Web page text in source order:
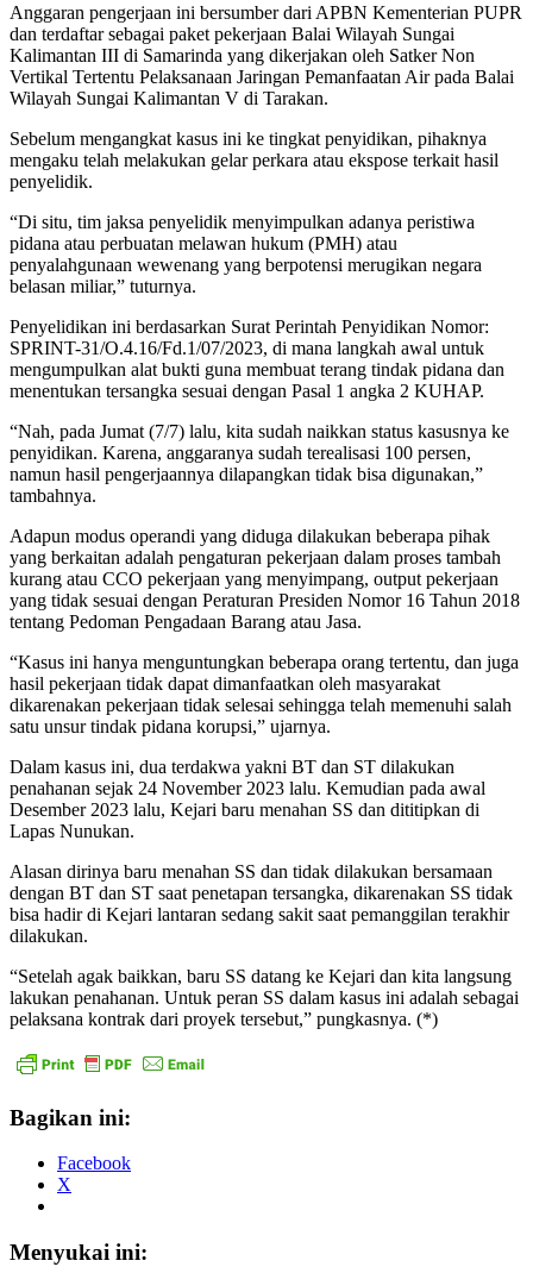
Anggaran pengerjaan ini bersumber dari APBN Kementerian PUPR
dan terdaftar sebagai paket pekerjaan Balai Wilayah Sungai
Kalimantan III di Samarinda yang dikerjakan oleh Satker Non
Vertikal Tertentu Pelaksanaan Jaringan Pemanfaatan Air pada Balai
Wilayah Sungai Kalimantan V di Tarakan.
Sebelum mengangkat kasus ini ke tingkat penyidikan, pihaknya
mengaku telah melakukan gelar perkara atau ekspose terkait hasil
penyelidik.
“Di situ, tim jaksa penyelidik menyimpulkan adanya peristiwa
pidana atau perbuatan melawan hukum (PMH) atau
penyalahgunaan wewenang yang berpotensi merugikan negara
belasan miliar,” tuturnya.
Penyelidikan ini berdasarkan Surat Perintah Penyidikan Nomor:
SPRINT-31/O.4.16/Fd.1/07/2023, di mana langkah awal untuk
mengumpulkan alat bukti guna membuat terang tindak pidana dan
menentukan tersangka sesuai dengan Pasal 1 angka 2 KUHAP.
“Nah, pada Jumat (7/7) lalu, kita sudah naikkan status kasusnya ke
penyidikan. Karena, anggaranya sudah terealisasi 100 persen,
namun hasil pengerjaannya dilapangkan tidak bisa digunakan,”
tambahnya.
Adapun modus operandi yang diduga dilakukan beberapa pihak
yang berkaitan adalah pengaturan pekerjaan dalam proses tambah
kurang atau CCO pekerjaan yang menyimpang, output pekerjaan
yang tidak sesuai dengan Peraturan Presiden Nomor 16 Tahun 2018
tentang Pedoman Pengadaan Barang atau Jasa.
“Kasus ini hanya menguntungkan beberapa orang tertentu, dan juga
hasil pekerjaan tidak dapat dimanfaatkan oleh masyarakat
dikarenakan pekerjaan tidak selesai sehingga telah memenuhi salah
satu unsur tindak pidana korupsi,” ujarnya.
Dalam kasus ini, dua terdakwa yakni BT dan ST dilakukan
penahanan sejak 24 November 2023 lalu. Kemudian pada awal
Desember 2023 lalu, Kejari baru menahan SS dan dititipkan di
Lapas Nunukan.
Alasan dirinya baru menahan SS dan tidak dilakukan bersamaan
dengan BT dan ST saat penetapan tersangka, dikarenakan SS tidak
bisa hadir di Kejari lantaran sedang sakit saat pemanggilan terakhir
dilakukan.
“Setelah agak baikkan, baru SS datang ke Kejari dan kita langsung
lakukan penahanan. Untuk peran SS dalam kasus ini adalah sebagai
pelaksana kontrak dari proyek tersebut,” pungkasnya. (*)
Bagikan ini:
Facebook
X
Menyukai ini: